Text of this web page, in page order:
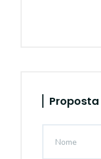
Proposta